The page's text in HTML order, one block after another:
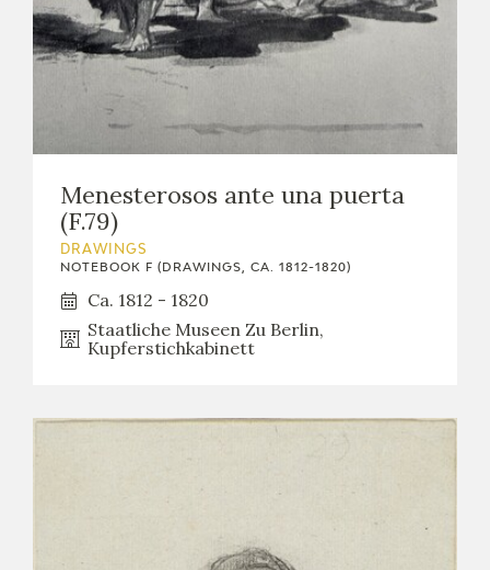
Menesterosos ante una puerta
(F.79)
DRAWINGS
NOTEBOOK F (DRAWINGS, CA. 1812-1820)
Ca. 1812 - 1820
Staatliche Museen Zu Berlin,
Kupferstichkabinett